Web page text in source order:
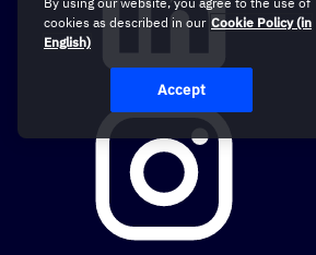
cookies as described in our Cookie Policy (in
English)
Accept